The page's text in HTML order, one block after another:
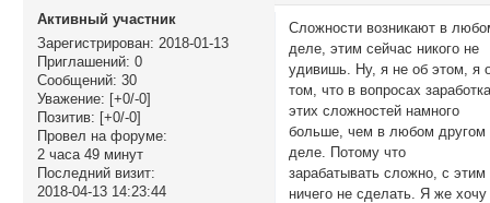
Активный участник
Зарегистрирован: 2018-01-13
Приглашений: 0
Сообщений: 30
Уважение: [+0/-0]
Позитив: [+0/-0]
Провел на форуме:
2 часа 49 минут
Последний визит:
2018-04-13 14:23:44
Сложности возникают в
деле, этим сейчас никого не
удивишь. Ну, я не об этом, я
том, что в вопросах
этих сложностей намного
больше, чем в любом другом
деле. Потому что
зарабатывать сложно, с этим
ничего не сделать. Я же хочу